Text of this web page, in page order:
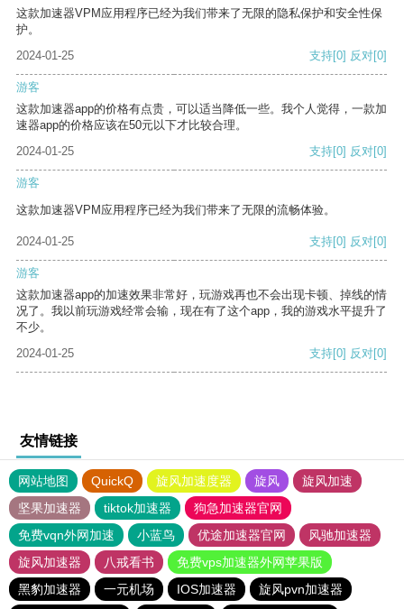
这款加速器VPM应用程序已经为我们带来了无限的隐私保护和安全性保
护。
2024-01-25
支持[0] 反对[0]
游客
这款加速器app的价格有点贵，可以适当降低一些。我个人觉得，一款加
速器app的价格应该在50元以下才比较合理。
2024-01-25
支持[0] 反对[0]
游客
这款加速器VPM应用程序已经为我们带来了无限的流畅体验。
2024-01-25 支持[0] 反对[0]
游客
这款加速器app的加速效果非常好，玩游戏再也不会出现卡顿、掉线的情
况了。我以前玩游戏经常会输，现在有了这个app，我的游戏水平提升了
不少。
2024-01-25
支持[0] 反对[0]
友情链接
网站地图 QuickQ 旋风加速度器 旋风
旋风加速
坚果加速器
tiktok加速器
狗急加速器官网
免费vqn外网加速
小蓝鸟 优途加速器官网
风驰加速器
旋风加速器
八戒看书
免费vps加速器外网苹果版
黑豹加速器
一元机场 IOS加速器 旋风pvn加速器